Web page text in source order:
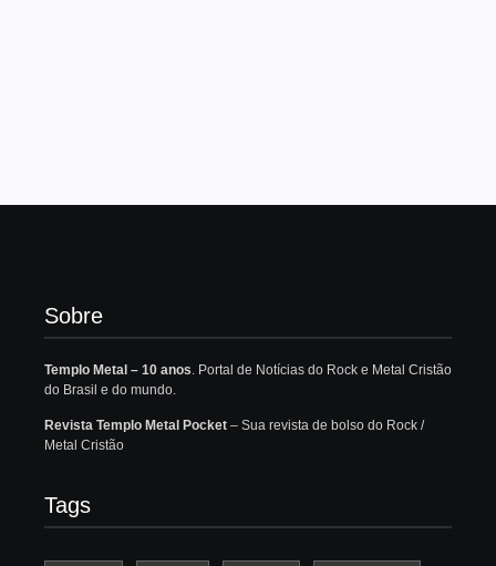
Sobre
Templo Metal – 10 anos. Portal de Notícias do Rock e Metal Cristão
do Brasil e do mundo.
Revista Templo Metal Pocket – Sua revista de bolso do Rock /
Metal Cristão
Tags